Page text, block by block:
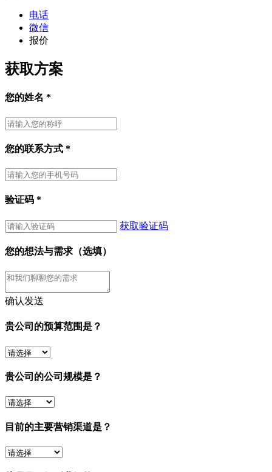
电话
微信
报价
获取方案
您的姓名 *
您的联系方式 *
验证码 *
获取验证码
您的想法与需求（选填）
确认发送
贵公司的预算范围是？
贵公司的公司规模是？
目前的主要营销渠道是？